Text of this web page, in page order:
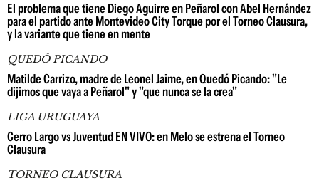
El problema que tiene Diego Aguirre en Peñarol con Abel Hernández
para el partido ante Montevideo City Torque por el Torneo Clausura,
y la variante que tiene en mente
QUEDÓ PICANDO
Matilde Carrizo, madre de Leonel Jaime, en Quedó Picando: "Le
dijimos que vaya a Peñarol" y "que nunca se la crea"
LIGA URUGUAYA
Cerro Largo vs Juventud EN VIVO: en Melo se estrena el Torneo
Clausura
TORNEO CLAUSURA